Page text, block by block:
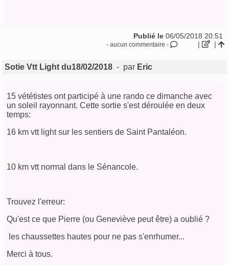
Publié le 06/05/2018 20:51
- aucun commentaire - | |
Sotie Vtt Light du18/02/2018 - par Eric
15 vététistes ont participé à une rando ce dimanche avec
un soleil rayonnant. Cette sortie s'est déroulée en deux
temps:
16 km vtt light sur les sentiers de Saint Pantaléon.
10 km vtt normal dans le Sénancole.
Trouvez l'erreur:
Qu'est ce que Pierre (ou Geneviève peut être) a oublié ?
les chaussettes hautes pour ne pas s'enrhumer...
Merci à tous.